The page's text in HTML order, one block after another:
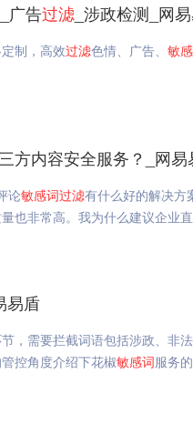
_广告过滤 _涉政检测_网
制，高效过滤色情、广告、 敏感
方内容安全服务？_网易
论敏感词过滤有什么好的解决方
也非常高。我为什么建议企业
易盾
，需要拦截词语包括涉政、非
控角度介绍下花椒敏感词服务